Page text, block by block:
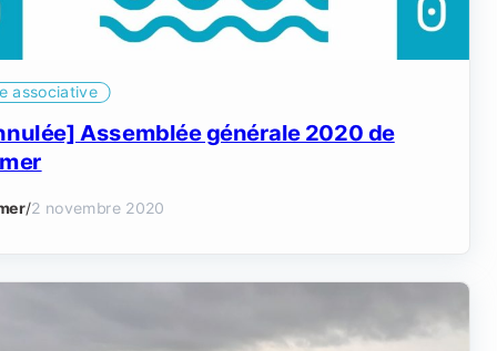
associative
Assemblée générale 2020 de
/2 novembre 2020